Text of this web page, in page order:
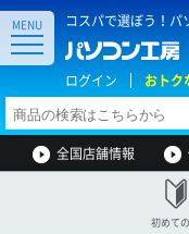
コスパで選ぼう！パ
ログイン おトク
MENU
全国店舗情報
初めて